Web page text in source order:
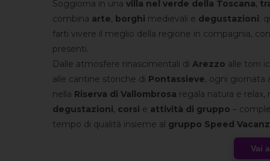
Soggiorna in una villa nel verde della Toscana,
combina arte, borghi medievali e degustazioni:
farti vivere il meglio della regione in compagnia, con
presenti.
Dalle atmosfere rinascimentali di Arezzo alle torri
alle cantine storiche di Pontassieve, ogni giornata
nella Riserva di Vallombrosa regala natura e
degustazioni, corsi e attività di gruppo –
tempo di qualità insieme al gruppo Speed
Vai